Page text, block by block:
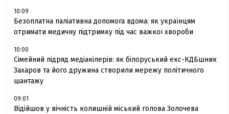
10:09
Безоплатна паліативна допомога вдома: як українцям
отримати медичну підтримку під час важкої хвороби
10:00
Сімейний підряд медіакілерів: як білоруський екс-КДБшник
Захаров та його дружина створили мережу політичного
шантажу
09:01
Відійшов у вічність колишній міський голова Золочева